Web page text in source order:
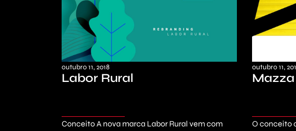
outubro 11, 2018
Labor Rural
Conceito A nova marca Labor Rural vem com
outubro 11,
O conceito